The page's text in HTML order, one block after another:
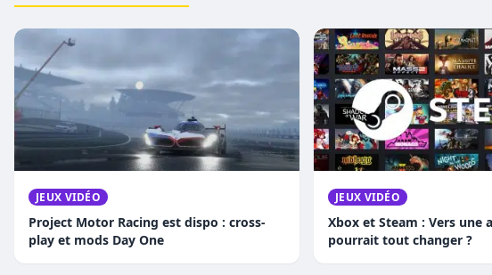
JEUX VIDÉO
Project Motor Racing est dispo : cross-
play et mods Day One
JEUX VIDÉO
Xbox et Steam : Vers une
pourrait tout changer ?